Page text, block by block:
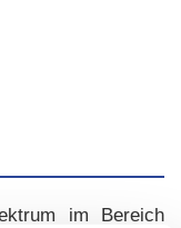
im Bereich